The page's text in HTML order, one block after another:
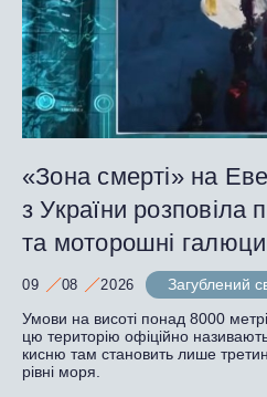
«Зона смерті» на
з України розповіла
та моторошні
09 08 2026
Загублений
Умови на висоті понад 8000
цю територію офіційно
кисню там становить лише
рівні моря.